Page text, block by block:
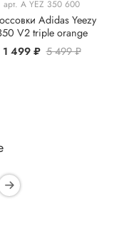
арт. A YEZ 350 600
Adidas Yeezy
V2 triple orange
1 499 ₽ 5 499 ₽